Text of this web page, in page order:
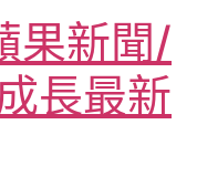
果新聞/
長最新